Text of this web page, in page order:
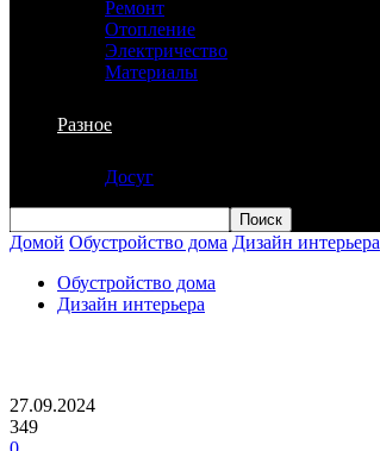
Ремонт
Отопление
Электричество
Материалы
Разное
Досуг
Домой Обустройство дома Дизайн интерьера
Обустройство дома
Дизайн интерьера
27.09.2024
349